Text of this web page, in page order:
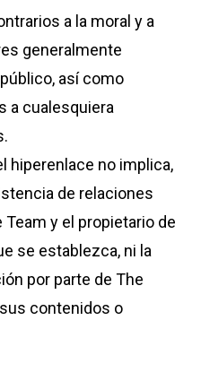
a la moral y a
generalmente
así como
a cualesquiera
hiperenlace no implica,
de relaciones
y el propietario de
se establezca, ni la
por parte de The
contenidos o